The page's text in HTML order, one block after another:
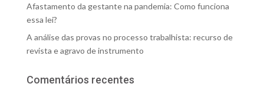
Afastamento da gestante na pandemia: Como funciona
essa lei?
A análise das provas no processo trabalhista: recurso de
revista e agravo de instrumento
Comentários recentes